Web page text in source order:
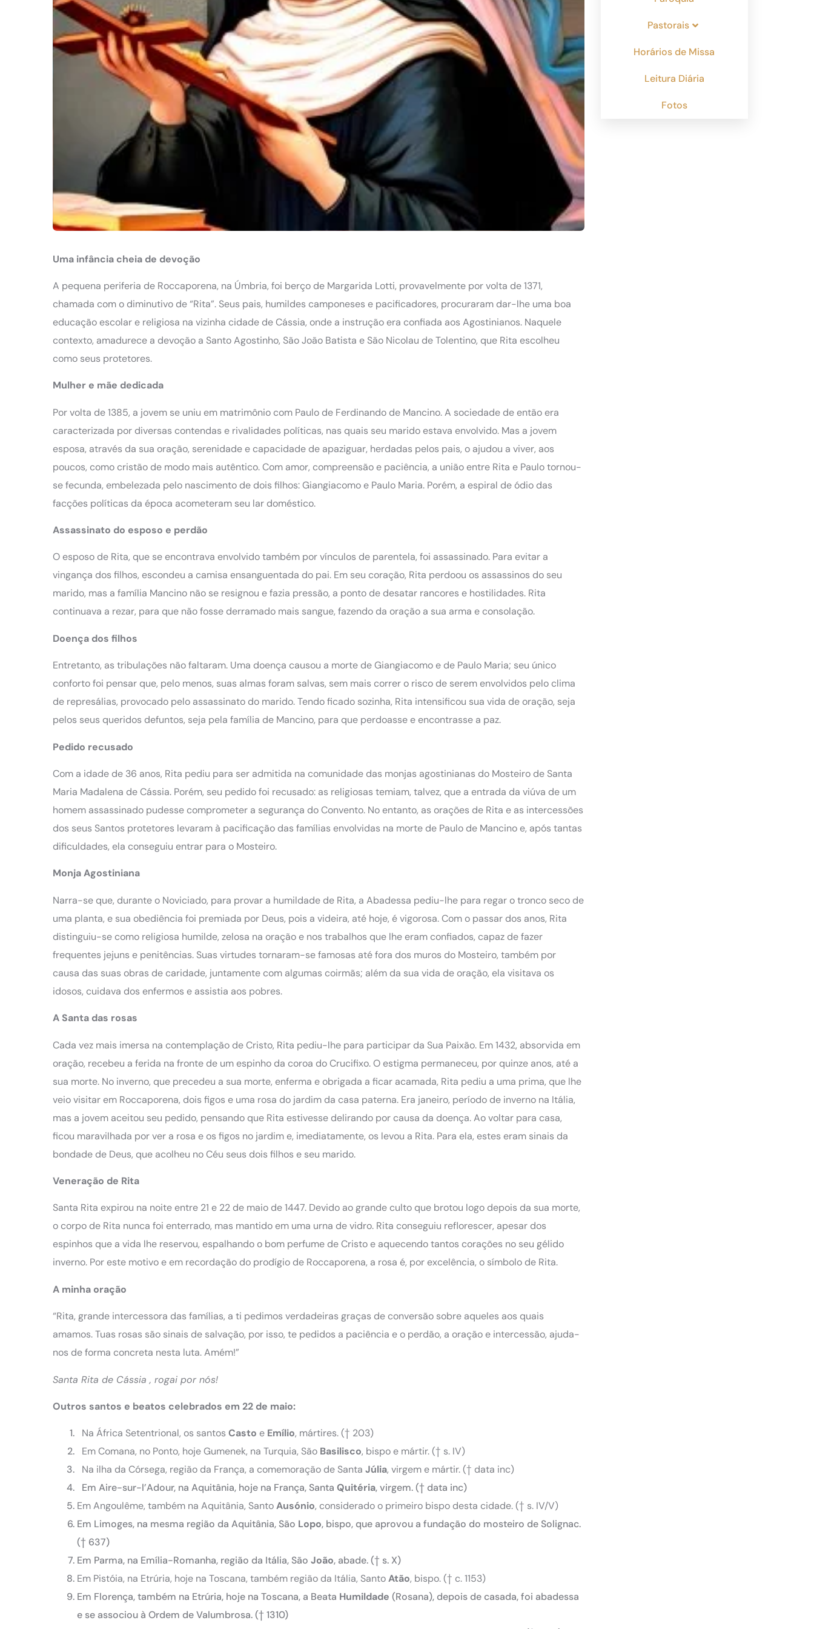
Uma infância cheia de devoção
A pequena periferia de Roccaporena, na Úmbria, foi berço de Margarida Lotti, provavelmente por volta de 1371,
chamada com o diminutivo de “Rita”. Seus pais, humildes camponeses e pacificadores, procuraram dar-lhe uma boa
educação escolar e religiosa na vizinha cidade de Cássia, onde a instrução era confiada aos Agostinianos. Naquele
contexto, amadurece a devoção a Santo Agostinho, São João Batista e São Nicolau de Tolentino, que Rita escolheu
como seus protetores.
Mulher e mãe dedicada
Por volta de 1385, a jovem se uniu em matrimônio com Paulo de Ferdinando de Mancino. A sociedade de então era
caracterizada por diversas contendas e rivalidades políticas, nas quais seu marido estava envolvido. Mas a jovem
esposa, através da sua oração, serenidade e capacidade de apaziguar, herdadas pelos pais, o ajudou a viver, aos
poucos, como cristão de modo mais autêntico. Com amor, compreensão e paciência, a união entre Rita e Paulo tornou-
se fecunda, embelezada pelo nascimento de dois filhos: Giangiacomo e Paulo Maria. Porém, a espiral de ódio das
facções políticas da época acometeram seu lar doméstico.
Assassinato do esposo e perdão
O esposo de Rita, que se encontrava envolvido também por vínculos de parentela, foi assassinado. Para evitar a
vingança dos filhos, escondeu a camisa ensanguentada do pai. Em seu coração, Rita perdoou os assassinos do seu
marido, mas a família Mancino não se resignou e fazia pressão, a ponto de desatar rancores e hostilidades. Rita
continuava a rezar, para que não fosse derramado mais sangue, fazendo da oração a sua arma e consolação.
Doença dos filhos
Entretanto, as tribulações não faltaram. Uma doença causou a morte de Giangiacomo e de Paulo Maria; seu único
conforto foi pensar que, pelo menos, suas almas foram salvas, sem mais correr o risco de serem envolvidos pelo clima
de represálias, provocado pelo assassinato do marido. Tendo ficado sozinha, Rita intensificou sua vida de oração, seja
pelos seus queridos defuntos, seja pela família de Mancino, para que perdoasse e encontrasse a paz.
Pedido recusado
Com a idade de 36 anos, Rita pediu para ser admitida na comunidade das monjas agostinianas do Mosteiro de Santa
Maria Madalena de Cássia. Porém, seu pedido foi recusado: as religiosas temiam, talvez, que a entrada da viúva de um
homem assassinado pudesse comprometer a segurança do Convento. No entanto, as orações de Rita e as intercessões
dos seus Santos protetores levaram à pacificação das famílias envolvidas na morte de Paulo de Mancino e, após tantas
dificuldades, ela conseguiu entrar para o Mosteiro.
Monja Agostiniana
Narra-se que, durante o Noviciado, para provar a humildade de Rita, a Abadessa pediu-lhe para regar o tronco seco de
uma planta, e sua obediência foi premiada por Deus, pois a videira, até hoje, é vigorosa. Com o passar dos anos, Rita
distinguiu-se como religiosa humilde, zelosa na oração e nos trabalhos que lhe eram confiados, capaz de fazer
frequentes jejuns e penitências. Suas virtudes tornaram-se famosas até fora dos muros do Mosteiro, também por
causa das suas obras de caridade, juntamente com algumas coirmãs; além da sua vida de oração, ela visitava os
idosos, cuidava dos enfermos e assistia aos pobres.
A Santa das rosas
Cada vez mais imersa na contemplação de Cristo, Rita pediu-lhe para participar da Sua Paixão. Em 1432, absorvida em
oração, recebeu a ferida na fronte de um espinho da coroa do Crucifixo. O estigma permaneceu, por quinze anos, até a
sua morte. No inverno, que precedeu a sua morte, enferma e obrigada a ficar acamada, Rita pediu a uma prima, que lhe
veio visitar em Roccaporena, dois figos e uma rosa do jardim da casa paterna. Era janeiro, período de inverno na Itália,
mas a jovem aceitou seu pedido, pensando que Rita estivesse delirando por causa da doença. Ao voltar para casa,
ficou maravilhada por ver a rosa e os figos no jardim e, imediatamente, os levou a Rita. Para ela, estes eram sinais da
bondade de Deus, que acolheu no Céu seus dois filhos e seu marido.
Veneração de Rita
Santa Rita expirou na noite entre 21 e 22 de maio de 1447. Devido ao grande culto que brotou logo depois da sua morte,
o corpo de Rita nunca foi enterrado, mas mantido em uma urna de vidro. Rita conseguiu reflorescer, apesar dos
espinhos que a vida lhe reservou, espalhando o bom perfume de Cristo e aquecendo tantos corações no seu gélido
inverno. Por este motivo e em recordação do prodígio de Roccaporena, a rosa é, por excelência, o símbolo de Rita.
A minha oração
“Rita, grande intercessora das famílias, a ti pedimos verdadeiras graças de conversão sobre aqueles aos quais
amamos. Tuas rosas são sinais de salvação, por isso, te pedidos a paciência e o perdão, a oração e intercessão, ajuda-
nos de forma concreta nesta luta. Amém!”
Santa Rita de Cássia , rogai por nós!
Outros santos e beatos celebrados em 22 de maio:
Na África Setentrional, os santos Casto e Emílio, mártires. († 203)
Em Comana, no Ponto, hoje Gumenek, na Turquia, São Basilisco, bispo e mártir. († s. IV)
Na ilha da Córsega, região da França, a comemoração de Santa Júlia, virgem e mártir. († data inc)
Em Aire-sur-l’Adour, na Aquitânia, hoje na França, Santa Quitéria, virgem. († data inc)
Em Angoulême, também na Aquitânia, SantoAusónio, considerado o primeiro bispo desta cidade. († s. IV/V)
Em Limoges, na mesma região da Aquitânia, São Lopo, bispo, que aprovou a fundação do mosteiro de Solignac.
(† 637)
Em Parma, na Emília-Romanha, região da Itália, São João, abade. († s. X)
Em Pistóia, na Etrúria, hoje na Toscana, também região da Itália, SantoAtão, bispo. († c. 1153)
Em Florença, também na Etrúria, hoje na Toscana, a Beata Humildade (Rosana), depois de casada, foi abadessa
e se associou à Ordem de Valumbrosa. († 1310)
Pastorais
Horários de Missa
Leitura Diária
Fotos